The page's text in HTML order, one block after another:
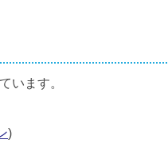
います。
)